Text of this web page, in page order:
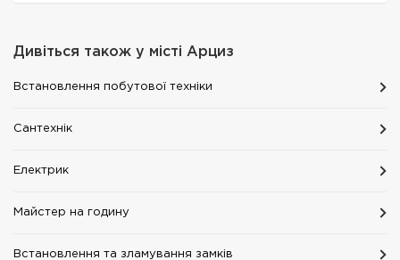
Дивіться також у місті Арциз
Встановлення побутової техніки
Сантехнік
Електрик
Майстер на годину
Встановлення та зламування замків